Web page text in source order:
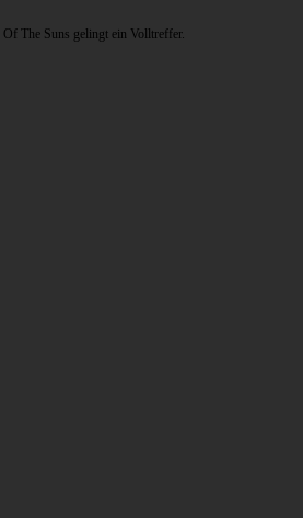
The Suns gelingt ein Volltreffer.